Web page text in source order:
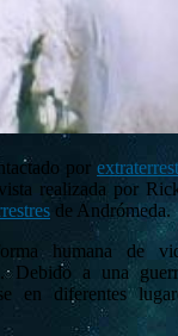
por
realizada por
de Andrómeda.
humana de
Debido a una
en diferentes